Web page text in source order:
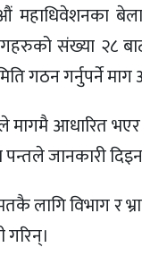
महाधिवेशनका
संख्या
गठन गर्नुपर्ने माग
आधारित भएर
जानकारी
लागि विभाग र